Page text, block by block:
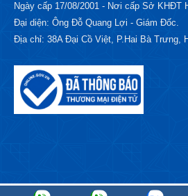
Ngày cấp 17/08/2001 - Nơi cấp Sở KHĐT
Đại diện: Ông Đỗ Quang Lợi - Giám Đốc.
Địa chỉ: 38A Đại Cồ Việt, P.Hai Bà Trưng,